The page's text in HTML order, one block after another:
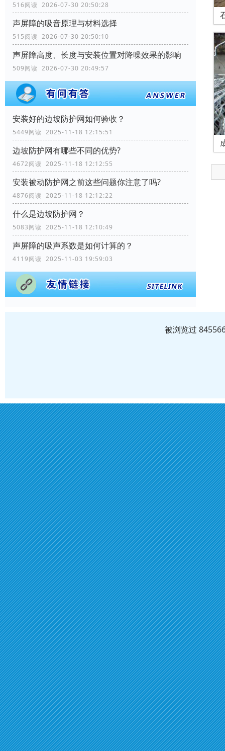
516阅读 2026-07-30 20:50:28
声屏障的吸音原理与材料选择
515阅读 2026-07-30 20:50:10
声屏障高度、长度与安装位置对降噪效果的影响
509阅读 2026-07-30 20:49:57
安装好的边坡防护网如何验收？
5449阅读 2025-11-18 12:15:51
边坡防护网有哪些不同的优势?
4672阅读 2025-11-18 12:12:55
安装被动防护网之前这些问题你注意了吗?
4876阅读 2025-11-18 12:12:22
什么是边坡防护网？
5083阅读 2025-11-18 12:10:49
声屏障的吸声系数是如何计算的？
4119阅读 2025-11-03 19:59:03
被浏览过